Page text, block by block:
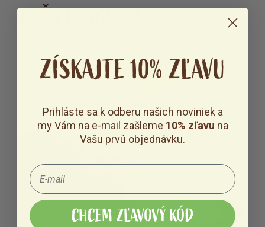
KAŠA FUNGUJE?
ZÍSKAJTE 10% ZĽAVU
Prihláste sa k odberu našich noviniek a
my Vám na e-mail zašleme 10% zľavu na
Vašu prvú objednávku.
CHCEM ZĽAVOVÝ KÓD